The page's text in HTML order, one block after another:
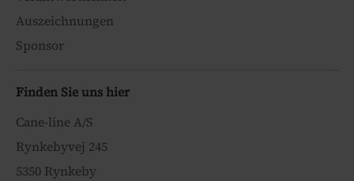
Auszeichnungen
Sponsor
Finden Sie uns hier
Cane-line A/S
Rynkebyvej 245
5350 Rynkeby